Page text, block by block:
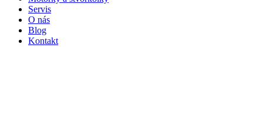
Servis
O nás
Blog
Kontakt